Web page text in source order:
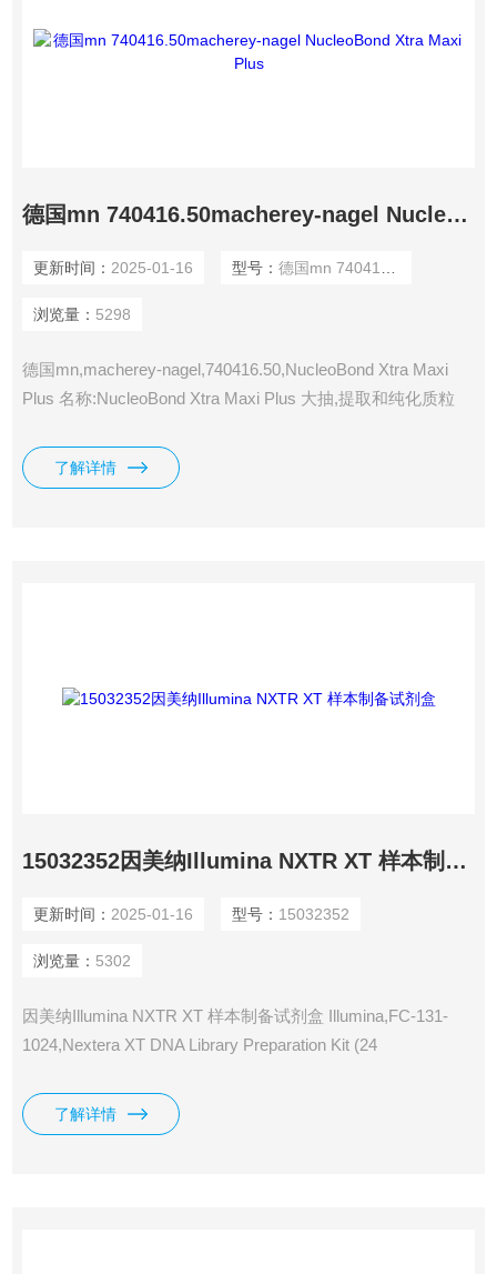
德国mn 740416.50macherey-nagel NucleoBond Xtra Maxi Plus
更新时间： 2025-01-16 型号： 德国mn 740416.50
浏览量： 5298
德国mn,macherey-nagel,740416.50,NucleoBond Xtra Maxi
Plus 名称:NucleoBond Xtra Maxi Plus 大抽,提取和纯化质粒
macherey-nagel NucleoBond Xtra Maxi Plus
了解详情
15032352因美纳Illumina NXTR XT 样本制备试剂盒
更新时间： 2025-01-16 型号： 15032352
浏览量： 5302
因美纳Illumina NXTR XT 样本制备试剂盒 Illumina,FC-131-
1024,Nextera XT DNA Library Preparation Kit (24
了解详情